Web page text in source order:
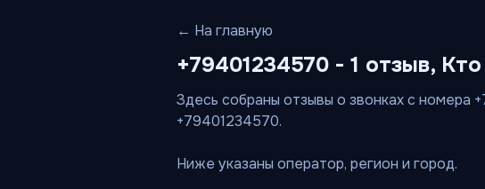
← На главную
+79401234570 - 1 отзыв,
Здесь собраны отзывы о звонках с номера
+79401234570.
Ниже указаны оператор, регион и город.